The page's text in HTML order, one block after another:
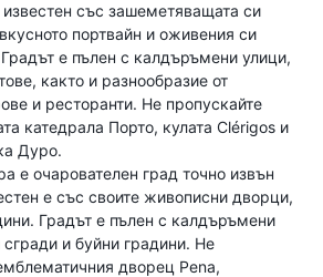
известен със зашеметяващата си
портвайн и оживения си
е пълен с калдъръмени улици,
както и разнообразие от
и ресторанти. Не пропускайте
катедрала Порто, кулата Clérigos и
Дуро.
е очарователен град точно извън
е със своите живописни дворци,
Градът е пълен с калдъръмени
и буйни градини. Не
дворец Pena,